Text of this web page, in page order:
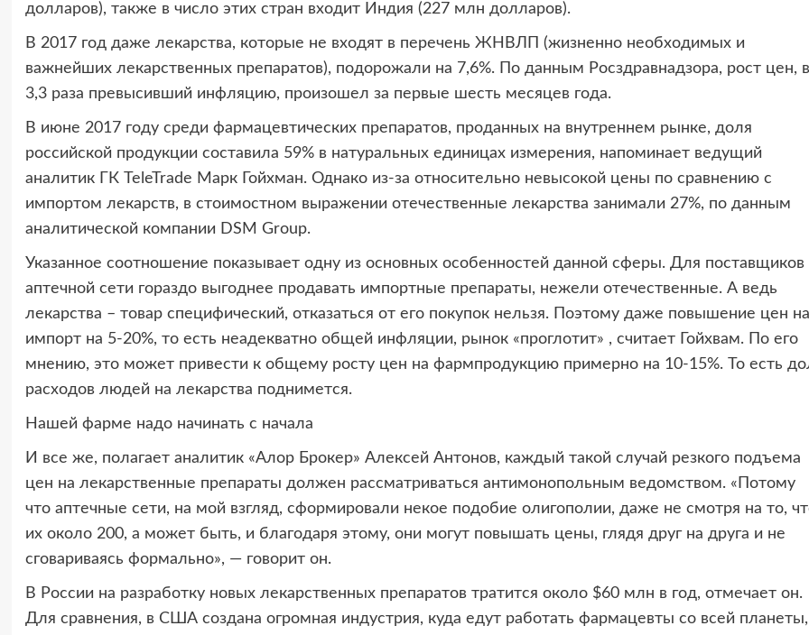
долларов), также в число этих стран входит Индия (227 млн долларов).
В 2017 год даже лекарства, которые не входят в перечень ЖНВЛП (жизненно необходимых и
важнейших лекарственных препаратов), подорожали на 7,6%. По данным Росздравнадзора, рост цен, в
3,3 раза превысивший инфляцию, произошел за первые шесть месяцев года.
В июне 2017 году среди фармацевтических препаратов, проданных на внутреннем рынке, доля
российской продукции составила 59% в натуральных единицах измерения, напоминает ведущий
аналитик ГК TeleTrade Марк Гойхман. Однако из-за относительно невысокой цены по сравнению с
импортом лекарств, в стоимостном выражении отечественные лекарства занимали 27%, по данным
аналитической компании DSM Group.
Указанное соотношение показывает одну из основных особенностей данной сферы. Для поставщиков
аптечной сети гораздо выгоднее продавать импортные препараты, нежели отечественные. А ведь
лекарства – товар специфический, отказаться от его покупок нельзя. Поэтому даже повышение цен на
импорт на 5-20%, то есть неадекватно общей инфляции, рынок «проглотит» , считает Гойхвам. По его
мнению, это может привести к общему росту цен на фармпродукцию примерно на 10-15%. То есть
расходов людей на лекарства поднимется.
Нашей фарме надо начинать с начала
И все же, полагает аналитик «Алор Брокер» Алексей Антонов, каждый такой случай резкого подъема
цен на лекарственные препараты должен рассматриваться антимонопольным ведомством. «Потому
что аптечные сети, на мой взгляд, сформировали некое подобие олигополии, даже не смотря на то,
их около 200, а может быть, и благодаря этому, они могут повышать цены, глядя друг на друга и не
сговариваясь формально», — говорит он.
В России на разработку новых лекарственных препаратов тратится около $60 млн в год, отмечает он.
Для сравнения, в США создана огромная индустрия, куда едут работать фармацевты со всей